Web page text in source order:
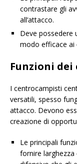
contrastare gli
all’attacco.
Deve possedere
modo efficace ai
Funzioni
I centrocampisti
versatili, spesso
attacco. Devono
creazione di
Le principali
fornire